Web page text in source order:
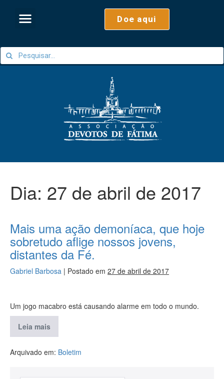
Doe aqui
Dia: 27 de abril de 2017
Mais uma ação demoníaca, que hoje
sobretudo aflige nossos jovens,
distantes da Fé.
Gabriel Barbosa | Postado em 27 de abril de 2017
Um jogo macabro está causando alarme em todo o mundo.
Leia mais
Arquivado em: Boletim